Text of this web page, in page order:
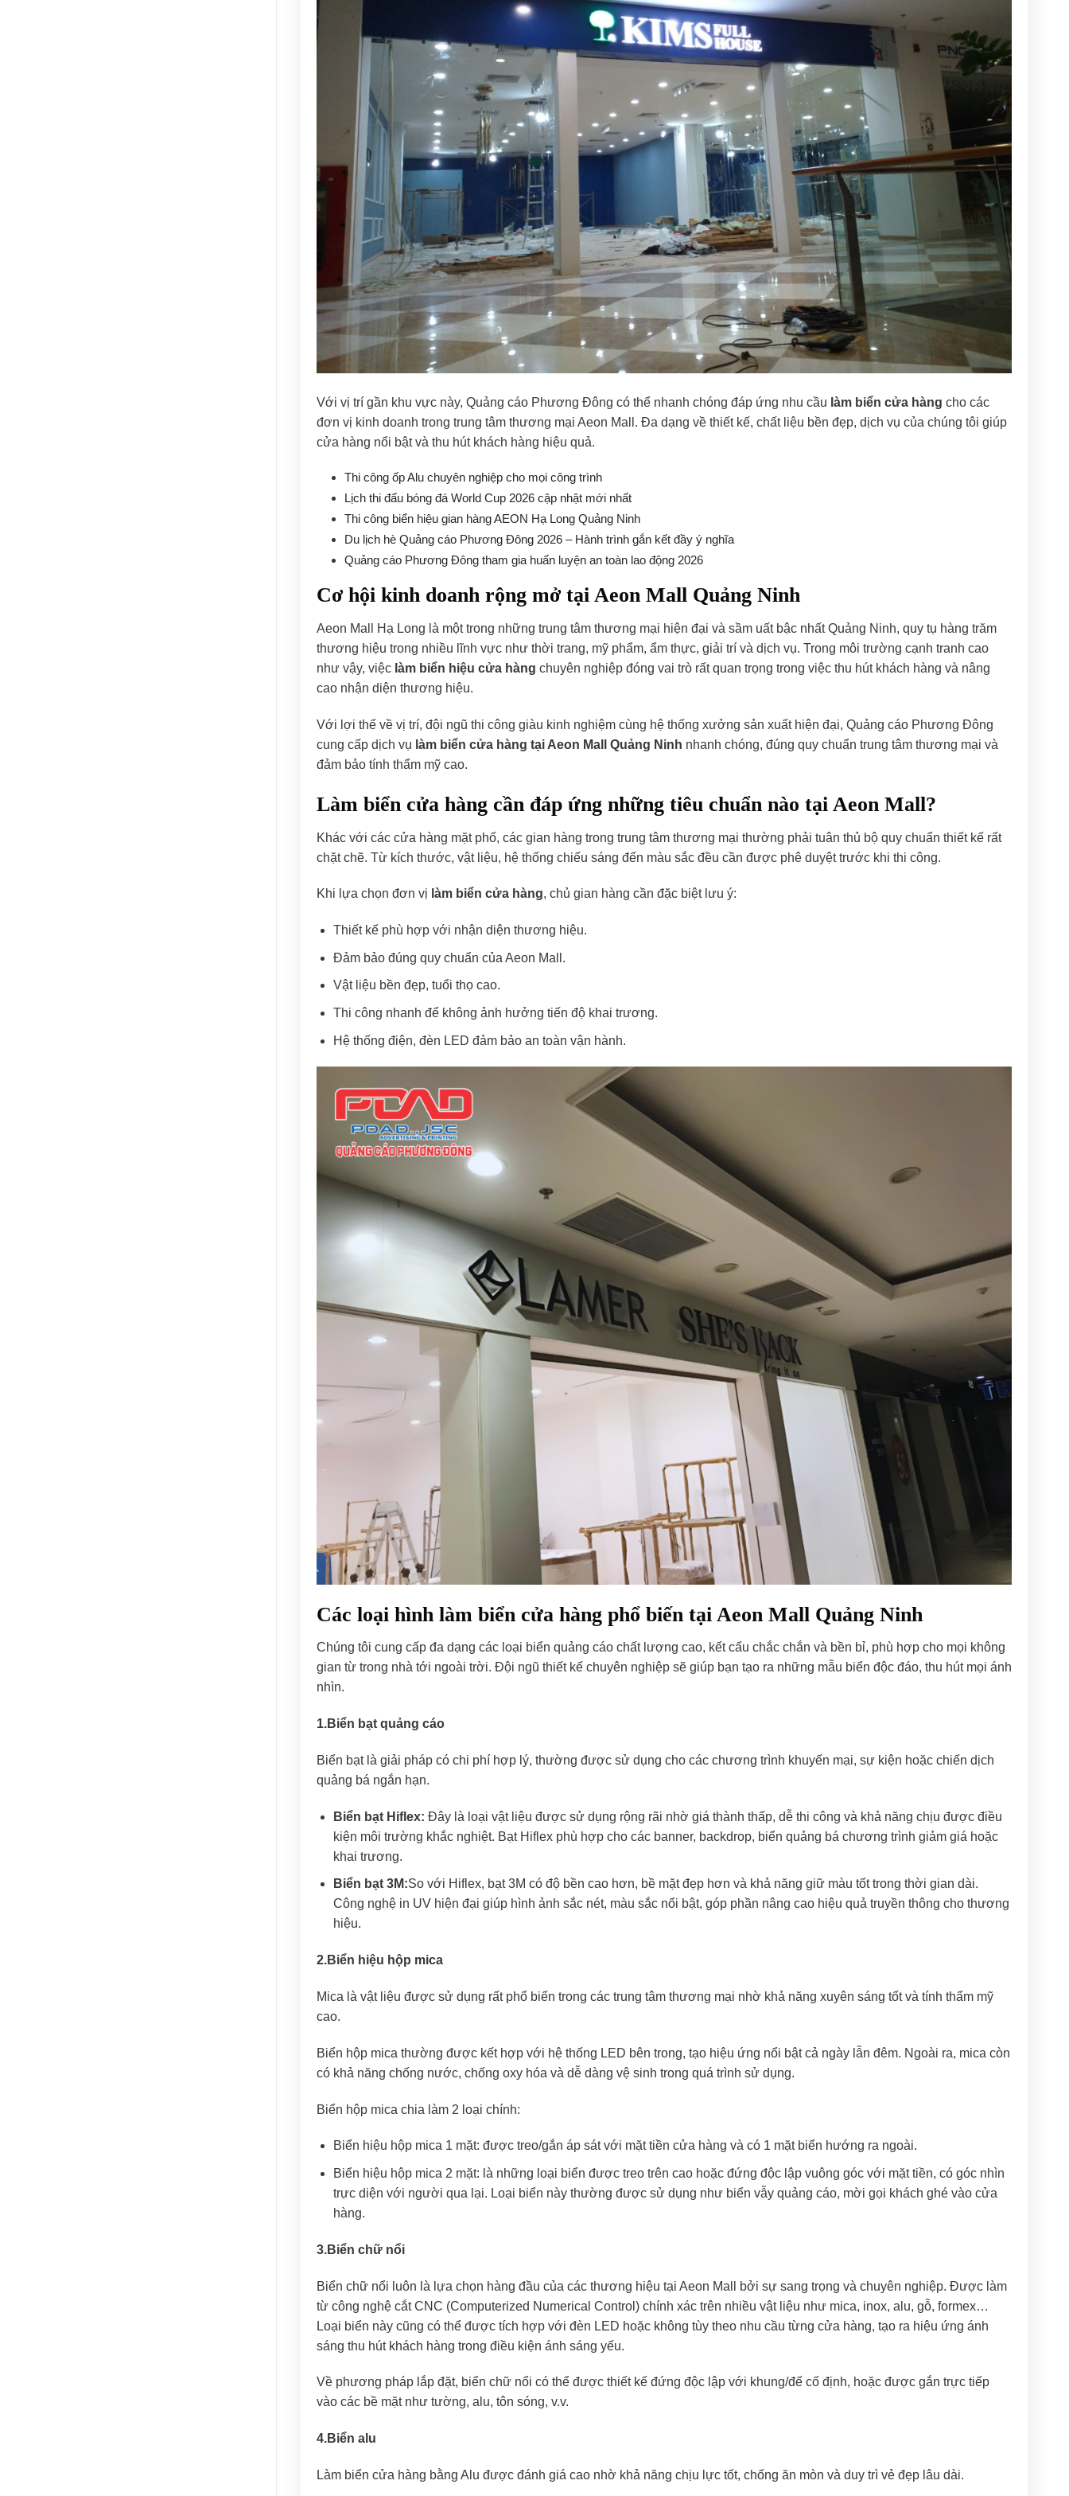
Với vị trí gần khu vực này, Quảng cáo Phương Đông có thể nhanh chóng đáp ứng nhu cầu làm biển cửa hàng cho các
đơn vị kinh doanh trong trung tâm thương mại Aeon Mall. Đa dạng về thiết kế, chất liệu bền đẹp, dịch vụ của chúng tôi giúp
cửa hàng nổi bật và thu hút khách hàng hiệu quả.
Thi công ốp Alu chuyên nghiệp cho mọi công trình
Lịch thi đấu bóng đá World Cup 2026 cập nhật mới nhất
Thi công biển hiệu gian hàng AEON Hạ Long Quảng Ninh
Du lịch hè Quảng cáo Phương Đông 2026 – Hành trình gắn kết đầy ý nghĩa
Quảng cáo Phương Đông tham gia huấn luyện an toàn lao động 2026
Cơ hội kinh doanh rộng mở tại Aeon Mall Quảng Ninh
Aeon Mall Hạ Long là một trong những trung tâm thương mại hiện đại và sầm uất bậc nhất Quảng Ninh, quy tụ hàng trăm
thương hiệu trong nhiều lĩnh vực như thời trang, mỹ phẩm, ẩm thực, giải trí và dịch vụ. Trong môi trường cạnh tranh cao
như vậy, việc làm biển hiệu cửa hàng chuyên nghiệp đóng vai trò rất quan trọng trong việc thu hút khách hàng và nâng
cao nhận diện thương hiệu.
Với lợi thế về vị trí, đội ngũ thi công giàu kinh nghiệm cùng hệ thống xưởng sản xuất hiện đại, Quảng cáo Phương Đông
cung cấp dịch vụ làm biển cửa hàng tại Aeon Mall Quảng Ninh nhanh chóng, đúng quy chuẩn trung tâm thương mại và
đảm bảo tính thẩm mỹ cao.
Làm biển cửa hàng cần đáp ứng những tiêu chuẩn nào tại Aeon Mall?
Khác với các cửa hàng mặt phố, các gian hàng trong trung tâm thương mại thường phải tuân thủ bộ quy chuẩn thiết kế rất
chặt chẽ. Từ kích thước, vật liệu, hệ thống chiếu sáng đến màu sắc đều cần được phê duyệt trước khi thi công.
Khi lựa chọn đơn vị làm biển cửa hàng, chủ gian hàng cần đặc biệt lưu ý:
Thiết kế phù hợp với nhận diện thương hiệu.
Đảm bảo đúng quy chuẩn của Aeon Mall.
Vật liệu bền đẹp, tuổi thọ cao.
Thi công nhanh để không ảnh hưởng tiến độ khai trương.
Hệ thống điện, đèn LED đảm bảo an toàn vận hành.
Các loại hình làm biển cửa hàng phổ biến tại Aeon Mall Quảng Ninh
Chúng tôi cung cấp đa dạng các loại biển quảng cáo chất lượng cao, kết cấu chắc chắn và bền bỉ, phù hợp cho mọi không
gian từ trong nhà tới ngoài trời. Đội ngũ thiết kế chuyên nghiệp sẽ giúp bạn tạo ra những mẫu biển độc đáo, thu hút mọi ánh
nhìn.
1.Biển bạt quảng cáo
Biển bạt là giải pháp có chi phí hợp lý, thường được sử dụng cho các chương trình khuyến mại, sự kiện hoặc chiến dịch
quảng bá ngắn hạn.
Biển bạt Hiflex: Đây là loại vật liệu được sử dụng rộng rãi nhờ giá thành thấp, dễ thi công và khả năng chịu được điều
kiện môi trường khắc nghiệt. Bạt Hiflex phù hợp cho các banner, backdrop, biển quảng bá chương trình giảm giá hoặc
khai trương.
Biển bạt 3M:So với Hiflex, bạt 3M có độ bền cao hơn, bề mặt đẹp hơn và khả năng giữ màu tốt trong thời gian dài.
Công nghệ in UV hiện đại giúp hình ảnh sắc nét, màu sắc nổi bật, góp phần nâng cao hiệu quả truyền thông cho thương
hiệu.
2.Biển hiệu hộp mica
Mica là vật liệu được sử dụng rất phổ biến trong các trung tâm thương mại nhờ khả năng xuyên sáng tốt và tính thẩm mỹ
cao.
Biển hộp mica thường được kết hợp với hệ thống LED bên trong, tạo hiệu ứng nổi bật cả ngày lẫn đêm. Ngoài ra, mica còn
có khả năng chống nước, chống oxy hóa và dễ dàng vệ sinh trong quá trình sử dụng.
Biển hộp mica chia làm 2 loại chính:
Biển hiệu hộp mica 1 mặt: được treo/gắn áp sát với mặt tiền cửa hàng và có 1 mặt biển hướng ra ngoài.
Biển hiệu hộp mica 2 mặt: là những loại biển được treo trên cao hoặc đứng độc lập vuông góc với mặt tiền, có góc nhìn
trực diện với người qua lại. Loại biển này thường được sử dụng như biển vẫy quảng cáo, mời gọi khách ghé vào cửa
hàng.
3.Biển chữ nổi
Biển chữ nổi luôn là lựa chọn hàng đầu của các thương hiệu tại Aeon Mall bởi sự sang trọng và chuyên nghiệp. Được làm
từ công nghệ cắt CNC (Computerized Numerical Control) chính xác trên nhiều vật liệu như mica, inox, alu, gỗ, formex…
Loại biển này cũng có thể được tích hợp với đèn LED hoặc không tùy theo nhu cầu từng cửa hàng, tạo ra hiệu ứng ánh
sáng thu hút khách hàng trong điều kiện ánh sáng yếu.
Về phương pháp lắp đặt, biển chữ nổi có thể được thiết kế đứng độc lập với khung/đế cố định, hoặc được gắn trực tiếp
vào các bề mặt như tường, alu, tôn sóng, v.v.
4.Biển alu
Làm biển cửa hàng bằng Alu được đánh giá cao nhờ khả năng chịu lực tốt, chống ăn mòn và duy trì vẻ đẹp lâu dài.